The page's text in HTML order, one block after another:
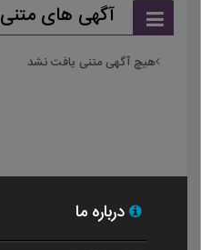
آگهی های متنی
هیچ آگهی متنی یافت نشد
درباره ما